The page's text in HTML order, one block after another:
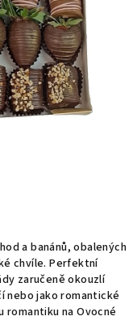
a banánů, obalených
chvíle. Perfektní
zaručeně okouzlí
nebo jako romantické
romantiku na Ovocné